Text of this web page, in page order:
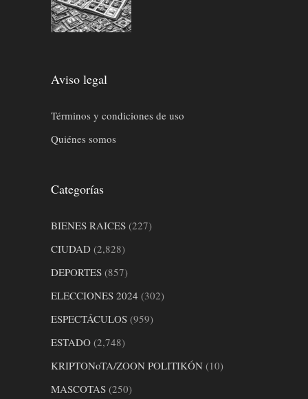
Aviso legal
Términos y condiciones de uso
Quiénes somos
Categorías
BIENES RAICES (227)
CIUDAD (2,828)
DEPORTES (857)
ELECCIONES 2024 (302)
ESPECTÁCULOS (959)
ESTADO (2,748)
KRIPTONoTA/ZOON POLITIKÓN (10)
MASCOTAS (250)